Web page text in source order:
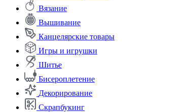
Вязание
Вышивание
Канцелярские товары
Игры и игрушки
Шитье
Бисероплетение
Декорирование
Скрапбукинг